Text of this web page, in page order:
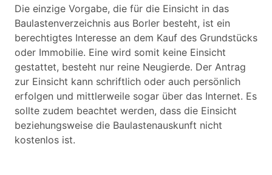
Die einzige Vorgabe, die für die Einsicht in das
Baulastenverzeichnis aus Borler besteht, ist ein
berechtigtes Interesse an dem Kauf des Grundstücks
oder Immobilie. Eine wird somit keine Einsicht
gestattet, besteht nur reine Neugierde. Der Antrag
zur Einsicht kann schriftlich oder auch persönlich
erfolgen und mittlerweile sogar über das Internet. Es
sollte zudem beachtet werden, dass die Einsicht
beziehungsweise die Baulastenauskunft nicht
kostenlos ist.